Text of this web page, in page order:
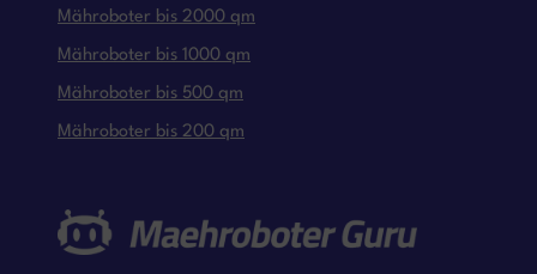
Mähroboter bis 2000 qm
Mähroboter bis 1000 qm
Mähroboter bis 500 qm
Mähroboter bis 200 qm